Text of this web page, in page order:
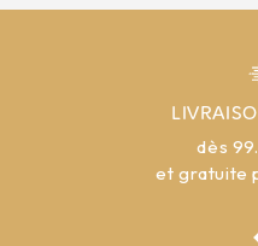
dès
et gratuite